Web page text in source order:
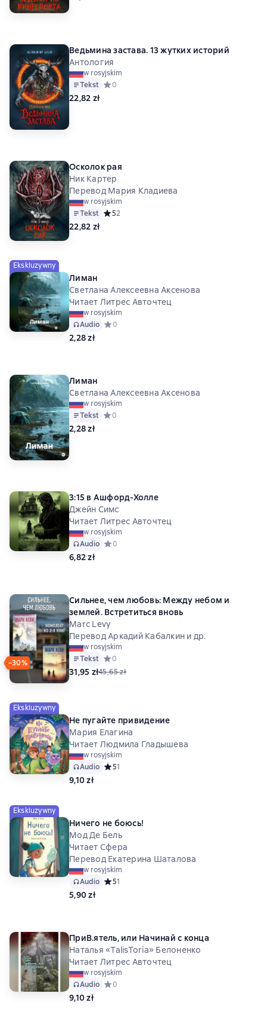
Ведьмина застава. 13 жутких историй
Антология
w rosyjskim
Tekst Средний рейтинг 0 на основе 0 оценок
0
22,82 zł
Осколок рая
Ник Картер
Перевод Мария Кладиева
w rosyjskim
Tekst Средний рейтинг 5 на основе 2 оценок
52
22,82 zł
Ekskluzywny
Лиман
Светлана Алексеевна Аксенова
Читает Литрес Авточтец
w rosyjskim
Audio Средний рейтинг 0 на основе 0 оценок
0
2,28 zł
Лиман
Светлана Алексеевна Аксенова
w rosyjskim
Tekst Средний рейтинг 0 на основе 0 оценок
0
2,28 zł
3:15 в Ашфорд-Холле
Джейн Симс
Читает Литрес Авточтец
w rosyjskim
Audio Средний рейтинг 0 на основе 0 оценок
0
6,82 zł
−30%
Сильнее, чем любовь: Между небом и
землей. Встретиться вновь
Marc Levy
Перевод Аркадий Кабалкин и др.
w rosyjskim
Tekst Средний рейтинг 0 на основе 0 оценок
0
31,95 zł45,65 zł
Ekskluzywny
Не пугайте привидение
Мария Елагина
Читает Людмила Гладышева
w rosyjskim
Audio Средний рейтинг 5 на основе 1 оценок
51
9,10 zł
Ekskluzywny
Ничего не боюсь!
Мод Де Бель
Читает Сфера
Перевод Екатерина Шаталова
w rosyjskim
Audio Средний рейтинг 5 на основе 1 оценок
51
5,90 zł
ПриВ.ятель, или Начинай с конца
Наталья «TalisToria» Белоненко
Читает Литрес Авточтец
w rosyjskim
Audio Средний рейтинг 0 на основе 0 оценок
0
9,10 zł